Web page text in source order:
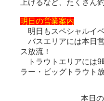
上げるなど、たくさん
明日の営業案内
明日もスペシャルイベ
バスエリアには本日
ス放流！
トラウトエリアには9
ラー・ビッグトラウト放
本日